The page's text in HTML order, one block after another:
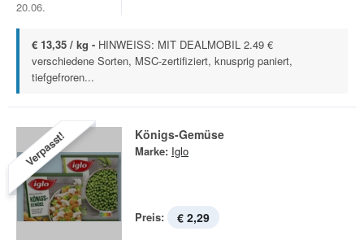
20.06.
€ 13,35 / kg - HINWEISS: MIT DEALMOBIL 2.49 €
verschiedene Sorten, MSC-zertifiziert, knusprig paniert,
tiefgefroren...
Verpasst! Königs-Gemüse
Marke: Iglo
Preis: € 2,29